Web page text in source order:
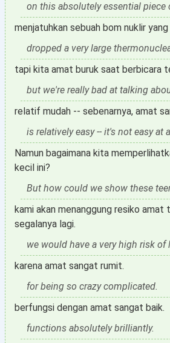
on this absolutely essential piece
menjatuhkan sebuah bom nuklir
dropped a very large
tapi kita amat buruk saat berbicara
but we're really bad at talking
relatif mudah -- sebenarnya, amat
is relatively easy -- it's not easy at
Namun bagaimana kita
kecil ini?
But how could we show these
kami akan menanggung resiko amat
segalanya lagi.
we would have a very high risk of
karena amat sangat rumit.
for being so crazy complicated.
berfungsi dengan amat sangat baik.
functions absolutely brilliantly.